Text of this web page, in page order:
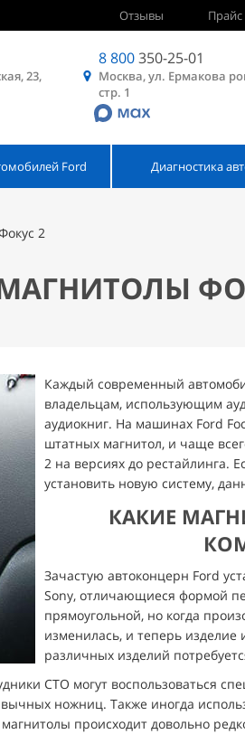
Отзывы
23,
8 800350-25-01
Москва, ул. Ермакова
стр. 1
Ford Диагностика
2
Каждый современный
владельцам, использующим
аудиокниг. На машинах Ford
штатных магнитол, и чаще
2 на версиях до рестайлинга.
установить новую систему,
КАКИЕ
Зачастую автоконцерн Ford
Sony, отличающиеся формой
прямоугольной, но когда
изменилась, и теперь
различных изделий
СТО могут воспользоваться
ножниц. Также иногда
происходит довольно